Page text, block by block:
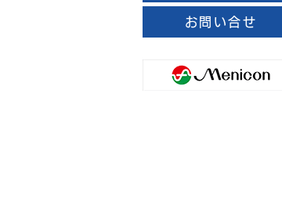
お問い合せ